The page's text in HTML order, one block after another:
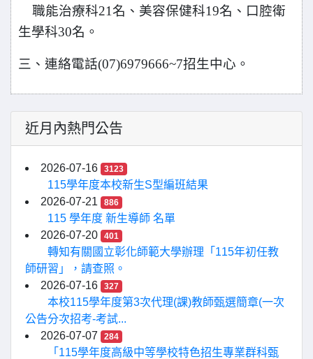
職能治療科21名、美容保健科19名、口腔衛
生學科30名。
三、 連絡電話(07)6979666~7招生中心。
近月內熱門公告
2026-07-16 3123
115學年度本校新生S型編班結果
2026-07-21
886
115 學年度 新生導師 名單
2026-07-20
401
轉知有關國立彰化師範大學辦理「115年初任教
師研習」，請查照。
2026-07-16
327
本校115學年度第3次代理(課)教師甄選簡章(一次
公告分次招考-考試...
2026-07-07
284
「115學年度高級中等學校特色招生專業群科甄